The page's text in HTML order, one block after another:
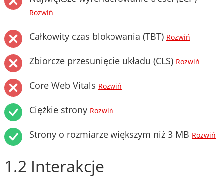
Rozwiń
Całkowity czas blokowania (TBT) Rozwiń
Zbiorcze przesunięcie układu (CLS) Rozwiń
Core Web Vitals Rozwiń
Ciężkie strony Rozwiń
Strony o rozmiarze większym niż 3 MB Rozwiń
1.2 Interakcje